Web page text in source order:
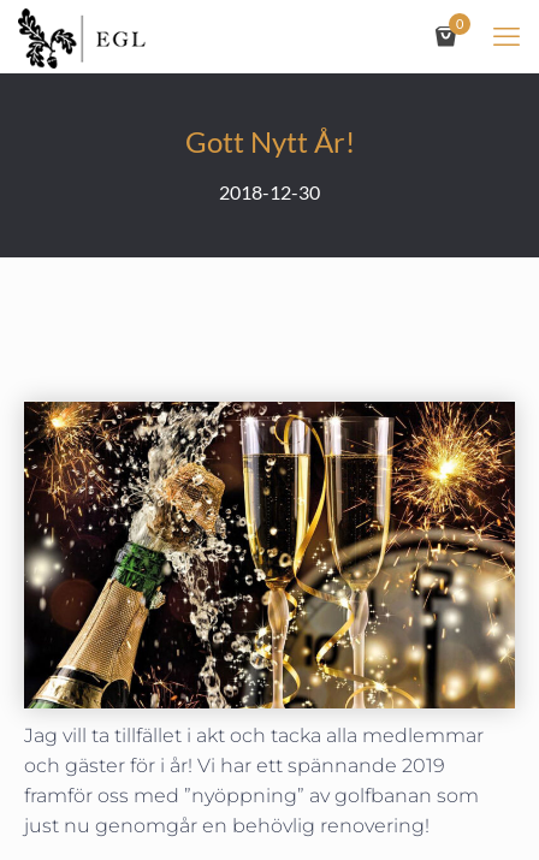
0
Gott Nytt År!
2018-12-30
Jag vill ta tillfället i akt och tacka alla medlemmar
och gäster för i år! Vi har ett spännande 2019
framför oss med ”nyöppning” av golfbanan som
just nu genomgår en behövlig renovering!